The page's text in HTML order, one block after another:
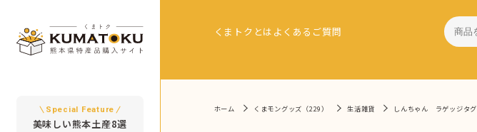
Special Feature
美味しい熊本土産8選
くまトクとは よくあるご質問
ホーム くまモングッズ（229） 生活雑貨 しんちゃん ラゲッジタグ